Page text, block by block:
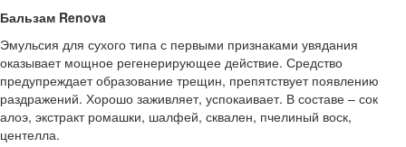
Бальзам Renova
Эмульсия для сухого типа с первыми признаками увядания
оказывает мощное регенерирующее действие. Средство
предупреждает образование трещин, препятствует появлению
раздражений. Хорошо заживляет, успокаивает. В составе – сок
алоэ, экстракт ромашки, шалфей, сквален, пчелиный воск,
центелла.